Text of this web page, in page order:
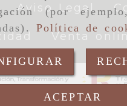
(por
Política de
ACEPTAR
Aviso Legal
Venta